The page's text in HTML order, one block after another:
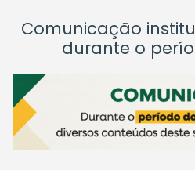
Comunicação
durante o